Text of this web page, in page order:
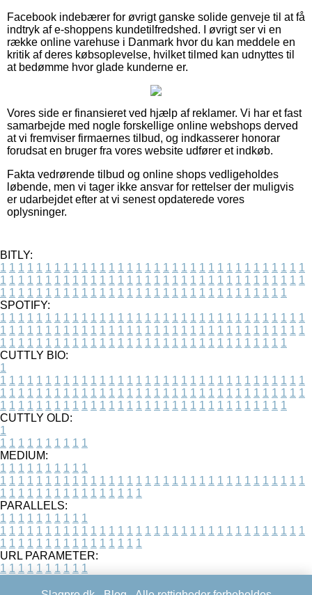
Facebook indebærer for øvrigt ganske solide genveje til at få
indtryk af e-shoppens kundetilfredshed. I øvrigt ser vi en
række online varehuse i Danmark hvor du kan meddele en
kritik af deres købsoplevelse, hvilket tilmed kan udnyttes til
at bedømme hvor glade kunderne er.
Vores side er finansieret ved hjælp af reklamer. Vi har et fast
samarbejde med nogle forskellige online webshops derved
at vi fremviser firmaernes tilbud, og indkasserer honorar
forudsat en bruger fra vores website udfører et indkøb.
Fakta vedrørende tilbud og online shops vedligeholdes
løbende, men vi tager ikke ansvar for rettelser der muligvis
er udarbejdet efter at vi senest opdaterede vores
oplysninger.
BITLY:
1 1 1 1 1 1 1 1 1 1 1 1 1 1 1 1 1 1 1 1 1 1 1 1 1 1 1 1 1 1 1 1 1 1
1 1 1 1 1 1 1 1 1 1 1 1 1 1 1 1 1 1 1 1 1 1 1 1 1 1 1 1 1 1 1 1 1 1
1 1 1 1 1 1 1 1 1 1 1 1 1 1 1 1 1 1 1 1 1 1 1 1 1 1 1 1 1 1 1 1
SPOTIFY:
1 1 1 1 1 1 1 1 1 1 1 1 1 1 1 1 1 1 1 1 1 1 1 1 1 1 1 1 1 1 1 1 1 1
1 1 1 1 1 1 1 1 1 1 1 1 1 1 1 1 1 1 1 1 1 1 1 1 1 1 1 1 1 1 1 1 1 1
1 1 1 1 1 1 1 1 1 1 1 1 1 1 1 1 1 1 1 1 1 1 1 1 1 1 1 1 1 1 1 1
CUTTLY BIO:
1
1 1 1 1 1 1 1 1 1 1 1 1 1 1 1 1 1 1 1 1 1 1 1 1 1 1 1 1 1 1 1 1 1 1
1 1 1 1 1 1 1 1 1 1 1 1 1 1 1 1 1 1 1 1 1 1 1 1 1 1 1 1 1 1 1 1 1 1
1 1 1 1 1 1 1 1 1 1 1 1 1 1 1 1 1 1 1 1 1 1 1 1 1 1 1 1 1 1 1 1
CUTTLY OLD:
1
1 1 1 1 1 1 1 1 1 1
MEDIUM:
1 1 1 1 1 1 1 1 1 1
1 1 1 1 1 1 1 1 1 1 1 1 1 1 1 1 1 1 1 1 1 1 1 1 1 1 1 1 1 1 1 1 1 1
1 1 1 1 1 1 1 1 1 1 1 1 1 1 1 1
PARALLELS:
1 1 1 1 1 1 1 1 1 1
1 1 1 1 1 1 1 1 1 1 1 1 1 1 1 1 1 1 1 1 1 1 1 1 1 1 1 1 1 1 1 1 1 1
1 1 1 1 1 1 1 1 1 1 1 1 1 1 1 1
URL PARAMETER:
1 1 1 1 1 1 1 1 1 1